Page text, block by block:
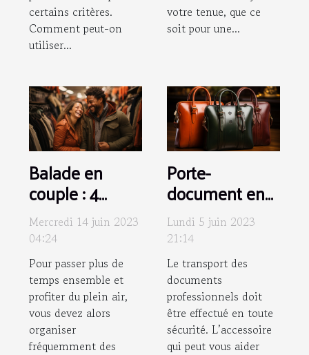
certains critères.
Comment peut-on
utiliser...
votre tenue, que ce
soit pour une...
Balade en
couple : 4
conseils pour
bien choisir vos
vêtements
Mercredi 14 juin 2023
04:24
Pour passer plus de
temps ensemble et
profiter du plein air,
vous devez alors
organiser
fréquemment des
Porte-
document en
cuir : comment
assurer son
entretien ?
Lundi 5 juin 2023
21:14
Le transport des
documents
professionnels doit
être effectué en toute
sécurité. L’accessoire
qui peut vous aider